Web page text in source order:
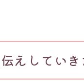
えしていき